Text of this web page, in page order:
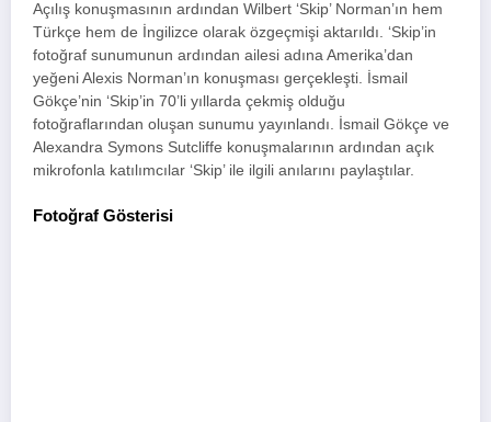
Açılış konuşmasının ardından Wilbert ‘Skip’ Norman’ın hem
Türkçe hem de İngilizce olarak özgeçmişi aktarıldı. ‘Skip’in
fotoğraf sunumunun ardından ailesi adına Amerika’dan
yeğeni Alexis Norman’ın konuşması gerçekleşti. İsmail
Gökçe’nin ‘Skip’in 70’li yıllarda çekmiş olduğu
fotoğraflarından oluşan sunumu yayınlandı. İsmail Gökçe ve
Alexandra Symons Sutcliffe konuşmalarının ardından açık
mikrofonla katılımcılar ‘Skip’ ile ilgili anılarını paylaştılar.
Fotoğraf Gösterisi